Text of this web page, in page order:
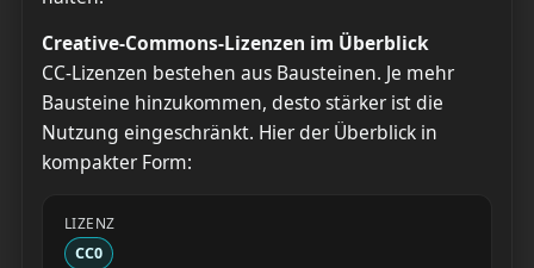
Creative-Commons-Lizenzen im Überblick
CC-Lizenzen bestehen aus Bausteinen. Je mehr
Bausteine hinzukommen, desto stärker ist die
Nutzung eingeschränkt. Hier der Überblick in
kompakter Form:
CC0